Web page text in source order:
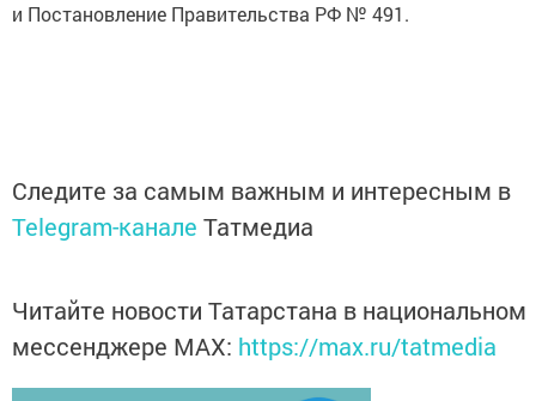
и Постановление Правительства РФ № 491.
Следите за самым важным и интересным в
Telegram-канале Татмедиа
Читайте новости Татарстана в национальном
мессенджере MАХ: https://max.ru/tatmedia